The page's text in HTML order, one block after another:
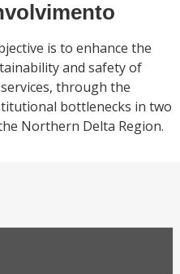
is to enhance the
and safety of
through the
bottlenecks in two
Northern Delta Region.